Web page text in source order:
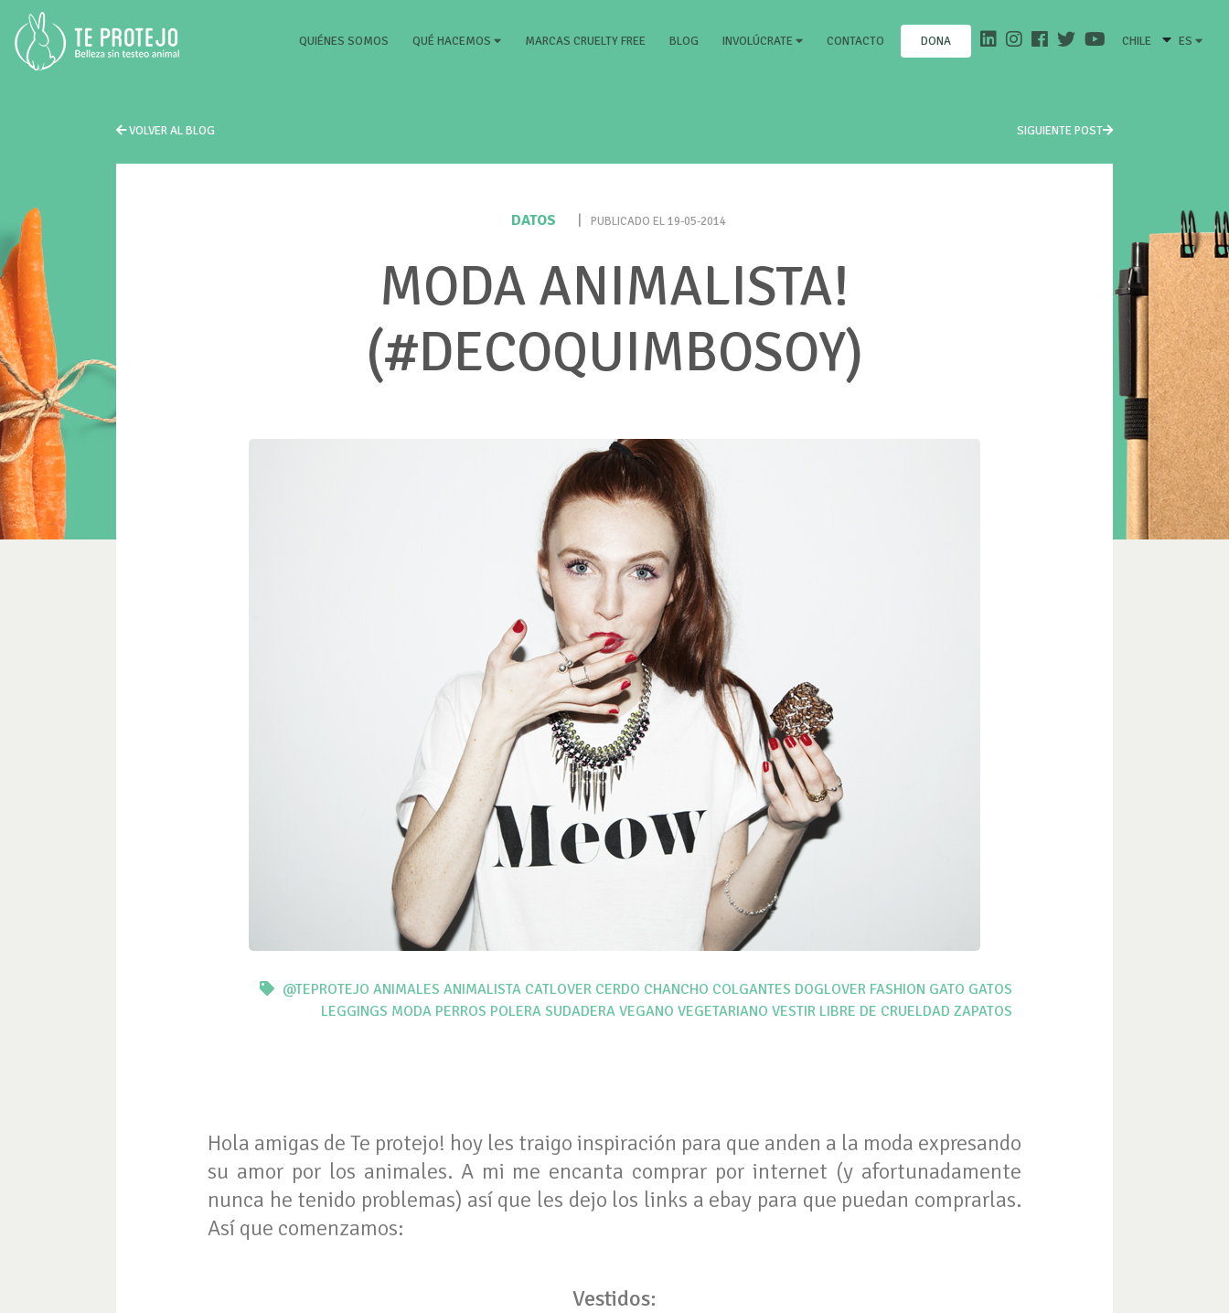
QUIÉNES SOMOS (CURRENT)
QUÉ HACEMOS MARCAS CRUELTY FREE BLOG INVOLÚCRATE CONTACTO DONA CHILE ES
VOLVER AL BLOG SIGUIENTE POST
DATOS PUBLICADO EL 19-05-2014
MODA ANIMALISTA!
(#DECOQUIMBOSOY)
@TEPROTEJO ANIMALES ANIMALISTA CATLOVER CERDO CHANCHO COLGANTES DOGLOVER FASHION GATO GATOS
LEGGINGS MODA PERROS POLERA SUDADERA VEGANO VEGETARIANO VESTIR LIBRE DE CRUELDAD ZAPATOS
Hola amigas de Te protejo! hoy les traigo inspiración para que anden a la moda expresando
su amor por los animales. A mi me encanta comprar por internet (y afortunadamente
nunca he tenido problemas) así que les dejo los links a ebay para que puedan comprarlas.
Así que comenzamos:
Vestidos: